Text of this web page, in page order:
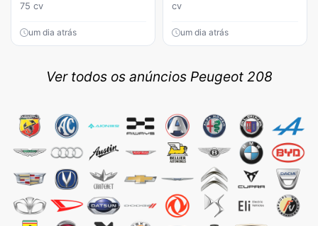
75 cv
um dia atrás
cv
um dia atrás
Ver todos os anúncios Peugeot 208